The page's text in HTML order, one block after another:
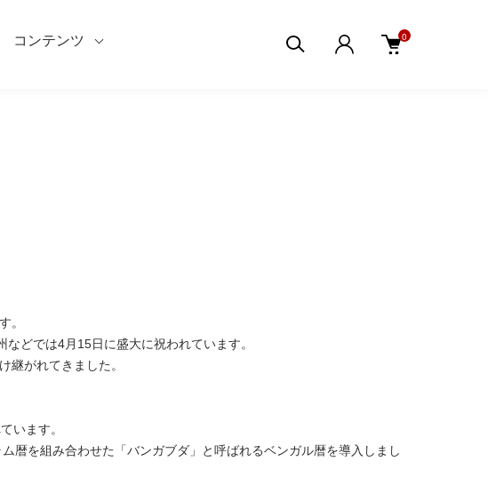
コンテンツ 0
。
どでは4月15日に盛大に祝われています。
継がれてきました。
います。
暦を組み合わせた「バンガブダ」と呼ばれるベンガル暦を導入しまし